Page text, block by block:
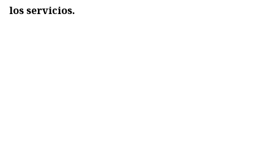
los servicios.